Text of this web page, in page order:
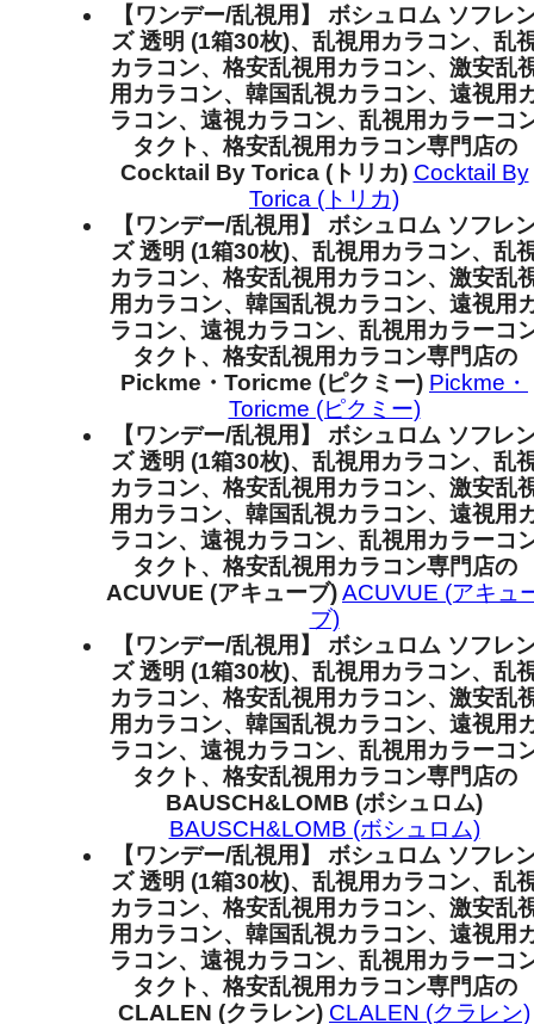
【ワンデー/乱視用】 ボシュロム ソフレ
ズ 透明 (1箱30枚)、乱視用カラコン、乱
カラコン、格安乱視用カラコン、激安乱
用カラコン、韓国乱視カラコン、遠視用
ラコン、遠視カラコン、乱視用カラーコ
タクト、格安乱視用カラコン専門店の
Cocktail By Torica (トリカ) Cocktail By
Torica (トリカ)
【ワンデー/乱視用】 ボシュロム ソフレ
ズ 透明 (1箱30枚)、乱視用カラコン、乱
カラコン、格安乱視用カラコン、激安乱
用カラコン、韓国乱視カラコン、遠視用
ラコン、遠視カラコン、乱視用カラーコ
タクト、格安乱視用カラコン専門店の
Pickme・Toricme (ピクミー) Pickme・
Toricme (ピクミー)
【ワンデー/乱視用】 ボシュロム ソフレ
ズ 透明 (1箱30枚)、乱視用カラコン、乱
カラコン、格安乱視用カラコン、激安乱
用カラコン、韓国乱視カラコン、遠視用
ラコン、遠視カラコン、乱視用カラーコ
タクト、格安乱視用カラコン専門店の
ACUVUE (アキューブ)ACUVUE (アキュ
ブ)
【ワンデー/乱視用】 ボシュロム ソフレ
ズ 透明 (1箱30枚)、乱視用カラコン、乱
カラコン、格安乱視用カラコン、激安乱
用カラコン、韓国乱視カラコン、遠視用
ラコン、遠視カラコン、乱視用カラーコ
タクト、格安乱視用カラコン専門店の
BAUSCH&LOMB (ボシュロム)
BAUSCH&LOMB (ボシュロム)
【ワンデー/乱視用】 ボシュロム ソフレ
ズ 透明 (1箱30枚)、乱視用カラコン、乱
カラコン、格安乱視用カラコン、激安乱
用カラコン、韓国乱視カラコン、遠視用
ラコン、遠視カラコン、乱視用カラーコ
タクト、格安乱視用カラコン専門店の
CLALEN (クラレン) CLALEN (クラレン)